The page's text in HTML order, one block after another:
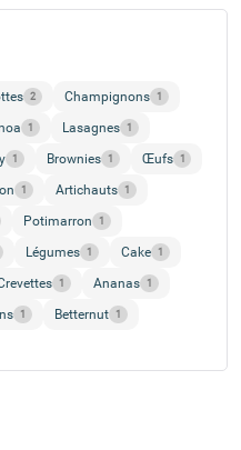
2 Champignons 1
1 Lasagnes 1
1 Brownies 1 Œufs 1
1 Artichauts 1
Potimarron 1
Légumes 1 Cake 1
1 Ananas 1
1 Betternut 1